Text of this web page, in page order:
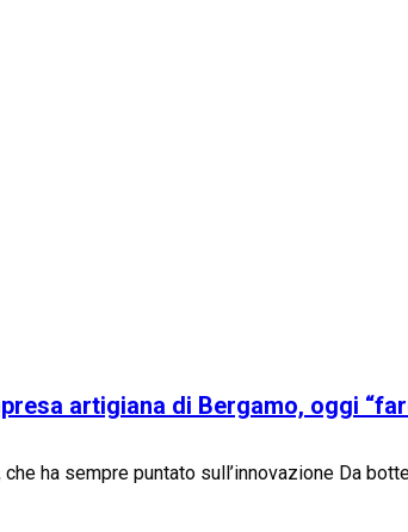
artigiana di Bergamo, oggi
ha sempre puntato sull’innovazione Da